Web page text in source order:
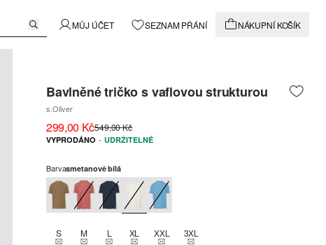
MŮJ ÚČET SEZNAM PŘÁNÍ NÁKUPNÍ KOŠÍK
Bavlněné tričko s vaflovou strukturou
s.Oliver
299,00 Kč549,00 Kč
VYPRODÁNO · UDRŽITELNÉ
Barvasmetanově bílá
STHIS SIZE IS CURRENTLY OUT OF STOCK
MTHIS SIZE IS CURRENTLY OUT OF STOCK
LTHIS SIZE IS CURRENTLY OUT OF STOCK
XLTHIS SIZE IS CURRENTLY OUT OF STOCK
XXLTHIS SIZE IS CURRENTLY OUT OF STOCK
3XLTHIS SIZE IS CURRENTLY OUT OF